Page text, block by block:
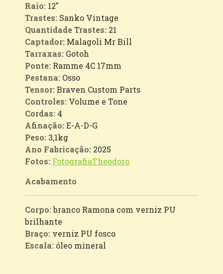
Raio: 12"
Trastes: Sanko Vintage
Quantidade Trastes: 21
Captador: Malagoli Mr Bill
Tarraxas: Gotoh
Ponte: Ramme 4C 17mm
Pestana: Osso
Tensor:Braven Custom Parts
Controles: Volume e Tone
Cordas: 4
Afinação:E-A-D-G
Peso: 3,1kg
Ano Fabricação: 2025
Fotos: FotografiaTheodoro
Acabamento
Corpo:branco Ramona com verniz PU
brilhante
Braço: verniz PU fosco
Escala: óleo mineral